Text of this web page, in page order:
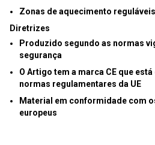
Zonas de aquecimento
Diretrizes
Produzido segundo as normas
segurança
O Artigo tem a marca CE que
normas regulamentares da UE
Material em conformidade com
europeus